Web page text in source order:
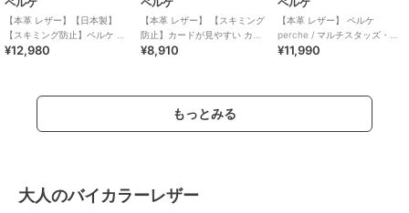
【本革 レザー】【日本製】
【スキミング防止】ペルケ メ
タリッククロコジャバラカー
¥12,980
【本革 レザー】 【スキミング
防止】カードが見やすい カラ
ーコンビジャバラ・カードウ
¥8,910
【本革 レザー】 ペルケ
perche / マルチスタッズ・ジ
ャバラカードウォレット
¥11,990
もっとみる
大人のバイカラーレザー